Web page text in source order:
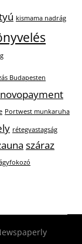
kismama nadrág
Budapesten
novopayment
Portwest munkaruha
rétegvastagság
száraz